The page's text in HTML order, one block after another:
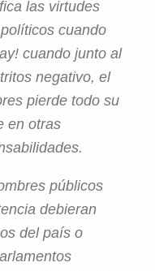
las virtudes
cuando
cuando junto al
negativo, el
pierde todo su
en otras
públicos
debieran
del país o